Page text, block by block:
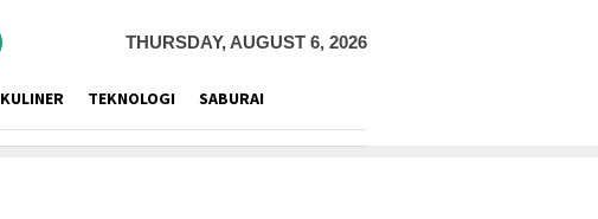
THURSDAY, AUGUST 6, 2026
KULINER TEKNOLOGI SABURAI